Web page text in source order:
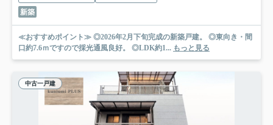
新築
≪おすすめポイント≫ ◎2026年2月下旬完成の新築戸建。 ◎東向き・間
口約7.6ｍですので採光通風良好。 ◎LDK約1... もっと見る
中古一戸建